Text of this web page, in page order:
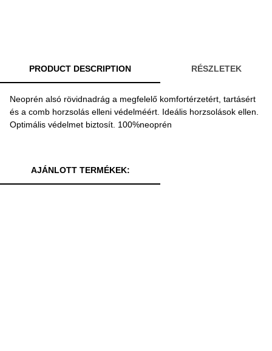
PRODUCT DESCRIPTION RÉSZLETEK
Neoprén alsó rövidnadrág a megfelelő komfortérzetért, tartásért
és a comb horzsolás elleni védelméért. Ideális horzsolások ellen.
Optimális védelmet biztosít. 100%neoprén
AJÁNLOTT TERMÉKEK: